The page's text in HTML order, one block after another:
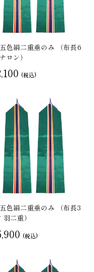
色絹二重垂のみ （布長6
ロン）
(税込)
色絹二重垂のみ （布長3
二重）
(税込)